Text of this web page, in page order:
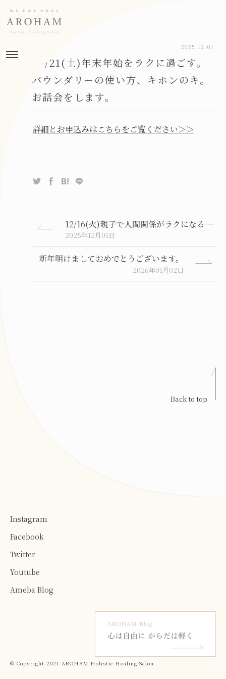
2025.12.01
12/21(土)年末年始をラクに過ごす。
バウンダリーの使い方、キホンのキ。
お話会をします。
詳細とお申込みはこちらをご覧ください＞＞
12/16(火)親子で人間関係がラクになるバウンダリー入門セミナー のお知らせ
2025年12月01日
新年明けましておめでとうございます。
2026年01月02日
Back to top
Instagram
Facebook
Twitter
Youtube
Ameba Blog
© Copyright 2021 AROHAM Holistic Healing Salon